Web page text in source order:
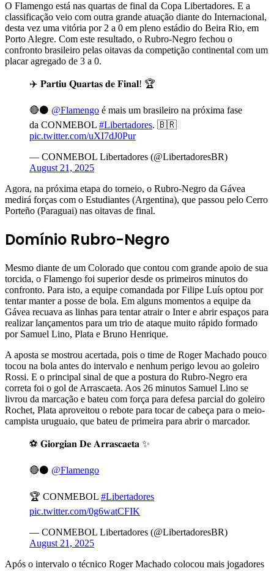
O Flamengo está nas quartas de final da Copa Libertadores. E a
classificação veio com outra grande atuação diante do Internacional,
desta vez uma vitória por 2 a 0 em pleno estádio do Beira Rio, em
Porto Alegre. Com este resultado, o Rubro-Negro fechou o
confronto brasileiro pelas oitavas da competição continental com um
placar agregado de 3 a 0.
✈️ 𝐏𝐚𝐫𝐭𝐢𝐮 𝐐𝐮𝐚𝐫𝐭𝐚𝐬 𝐝𝐞 𝐅𝐢𝐧𝐚𝐥! 🏆
🔴⚫️ @Flamengo é mais um brasileiro na próxima fase
da CONMEBOL #Libertadores. 🇧🇷
pic.twitter.com/uXI7dJ0Pur
— CONMEBOL Libertadores (@LibertadoresBR)
August 21, 2025
Agora, na próxima etapa do torneio, o Rubro-Negro da Gávea
medirá forças com o Estudiantes (Argentina), que passou pelo Cerro
Porteño (Paraguai) nas oitavas de final.
Domínio Rubro-Negro
Mesmo diante de um Colorado que contou com grande apoio de sua
torcida, o Flamengo foi superior desde os primeiros minutos do
confronto. Para isto, a equipe comandada por Filipe Luís optou por
tentar manter a posse de bola. Em alguns momentos a equipe da
Gávea recuava as linhas para tentar atrair o Inter e abrir espaços para
realizar lançamentos para um trio de ataque muito rápido formado
por Samuel Lino, Plata e Bruno Henrique.
A aposta se mostrou acertada, pois o time de Roger Machado pouco
tocou na bola antes do intervalo e nenhum perigo levou ao goleiro
Rossi. E o principal sinal de que a postura do Rubro-Negro era
correta foi o gol de Arrascaeta. Aos 26 minutos Samuel Lino se
livrou da marcação e bateu com força para defesa parcial do goleiro
Rochet, Plata aproveitou o rebote para tocar de cabeça para o meio-
campista uruguaio, que bateu de primeira para abrir o marcador.
⚽️ 𝐆𝐢𝐨𝐫𝐠𝐢𝐚𝐧 𝐃𝐞 𝐀𝐫𝐫𝐚𝐬𝐜𝐚𝐞𝐭𝐚 ✨
🔴⚫️ @Flamengo
🏆 CONMEBOL #Libertadores
pic.twitter.com/0g6watCFIK
— CONMEBOL Libertadores (@LibertadoresBR)
August 21, 2025
Após o intervalo o técnico Roger Machado colocou mais jogadores